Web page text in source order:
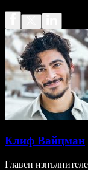
Клиф Вайцман
Главен